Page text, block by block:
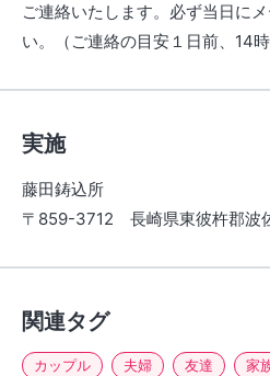
ご連絡いたします。必ず当日に
い。（ご連絡の目安１日前、14時
実施
藤田鋳込所
〒859-3712 長崎県東彼杵郡波
関連タグ
カップル 夫婦 友達 家